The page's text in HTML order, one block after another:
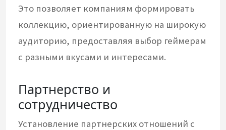
Это позволяет компаниям формировать
коллекцию, ориентированную на широкую
аудиторию, предоставляя выбор геймерам
с разными вкусами и интересами.
Партнерство и
сотрудничество
Установление партнерских отношений с